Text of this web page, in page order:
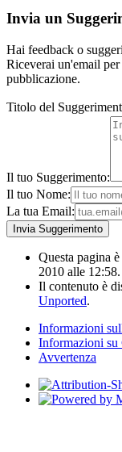
Invia un
Hai feedback o
Riceverai un'email
pubblicazione.
Titolo del
Il tuo Suggerimento:
Il tuo Nome:
La tua Email:
Questa pagina
2010 alle 12:58.
Il contenuto è
Unported.
Informazioni
Informazioni su
Avvertenza